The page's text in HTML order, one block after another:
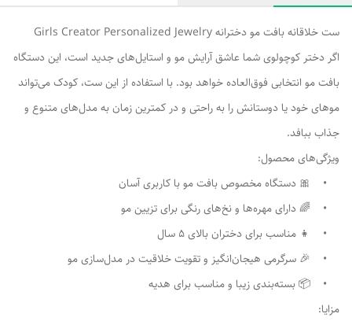
ست خلاقانه بافت مو دخترانه Girls Creator Personalized Jewelry
اگر دختر کوچولوی شما عاشق آرایش مو و استایل‌های جدید است، این دستگاه
بافت مو انتخابی فوق‌العاده خواهد بود. با استفاده از این ست، کودک می‌تواند
موهای خود یا دوستانش را به راحتی و در کمترین زمان به مدل‌های متنوع و
جذاب ببافد.
ویژگی‌های محصول:
• 🎀 دستگاه مخصوص بافت مو با کاربری آسان
• 🌈 دارای مهره‌ها و نخ‌های رنگی برای تزیین مو
• 👧 مناسب برای دختران بالای ۵ سال
• 🎉 سرگرمی هیجان‌انگیز و تقویت خلاقیت در مدل‌سازی مو
• 📦 بسته‌بندی زیبا و مناسب برای هدیه
مزایا: